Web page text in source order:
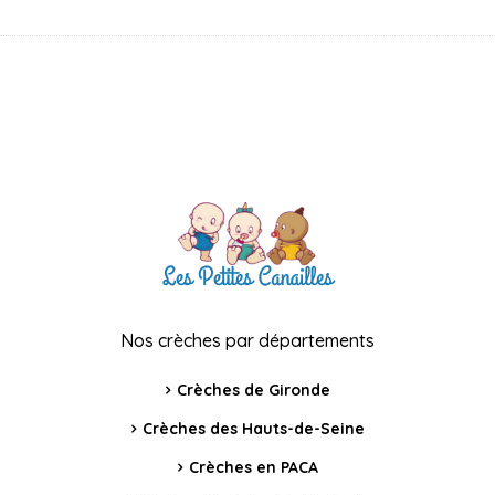
Nos crèches par départements
Crèches de Gironde
Crèches des Hauts-de-Seine
Crèches en PACA